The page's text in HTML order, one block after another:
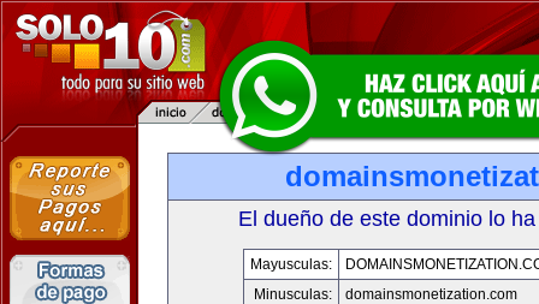
El dueño de este dominio lo
Mayusculas:
Minusculas:
domainsmonetization.com